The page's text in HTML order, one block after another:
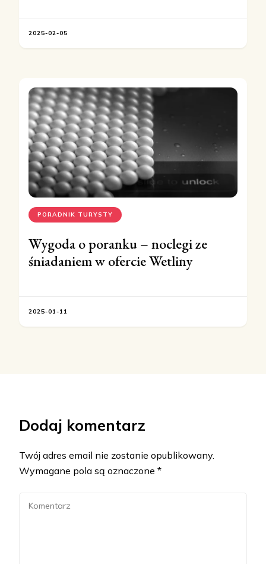
2025-02-05
PORADNIK TURYSTY
Wygoda o poranku – noclegi ze
śniadaniem w ofercie Wetliny
2025-01-11
Dodaj komentarz
Twój adres email nie zostanie opublikowany.
Wymagane pola są oznaczone *